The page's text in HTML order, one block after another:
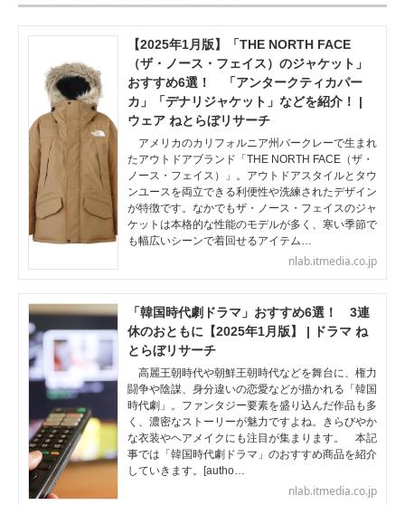
【2025年1月版】「THE NORTH FACE
（ザ・ノース・フェイス）のジャケット」
おすすめ6選！ 「アンタークティカパー
カ」「デナリジャケット」などを紹介！ |
ウェア ねとらぼリサーチ
アメリカのカリフォルニア州バークレーで生まれ
たアウトドアブランド「THE NORTH FACE（ザ・
ノース・フェイス）」。アウトドアスタイルとタウ
ンユースを両立できる利便性や洗練されたデザイン
が特徴です。なかでもザ・ノース・フェイスのジャ
ケットは本格的な性能のモデルが多く、寒い季節で
も幅広いシーンで着回せるアイテム…
nlab.itmedia.co.jp
「韓国時代劇ドラマ」おすすめ6選！ 3連
休のおともに【2025年1月版】 | ドラマ ね
とらぼリサーチ
高麗王朝時代や朝鮮王朝時代などを舞台に、権力
闘争や陰謀、身分違いの恋愛などが描かれる「韓国
時代劇」。ファンタジー要素を盛り込んだ作品も多
く、濃密なストーリーが魅力ですよね。きらびやか
な衣装やヘアメイクにも注目が集まります。 本記
事では「韓国時代劇ドラマ」のおすすめ商品を紹介
していきます。[autho…
nlab.itmedia.co.jp